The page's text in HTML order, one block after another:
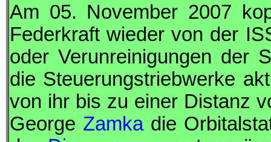
Am 05. November 2007
Federkraft wieder von der
oder Verunreinigungen der
die Steuerungstriebwerke
von ihr bis zu einer Distanz
George Zamkadie